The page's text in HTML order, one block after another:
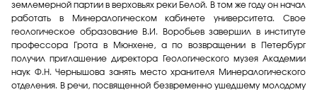
землемерной партии в верховьях реки Белой. В том же году он начал
работать в Минералогическом кабинете университета. Свое
геологическое образование В.И. Воробьев завершил в институте
профессора Грота в Мюнхене, а по возвращении в Петербург
получил приглашение директора Геологического музея Академии
наук Ф.Н. Чернышова занять место хранителя Минералогического
отделения. В речи, посвященной безвременно ушедшему молодому